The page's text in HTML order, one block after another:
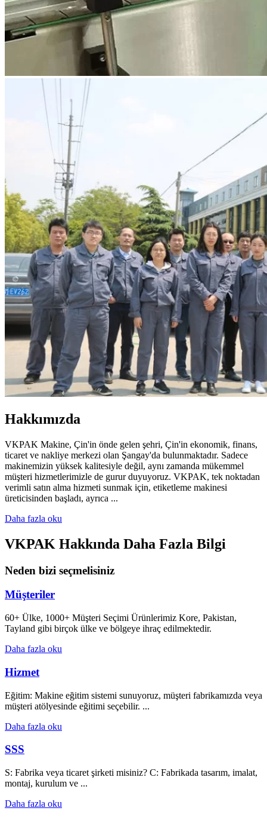
Hakkımızda
VKPAK Makine, Çin'in önde gelen şehri, Çin'in ekonomik, finans,
ticaret ve nakliye merkezi olan Şangay'da bulunmaktadır. Sadece
makinemizin yüksek kalitesiyle değil, aynı zamanda mükemmel
müşteri hizmetlerimizle de gurur duyuyoruz. VKPAK, tek noktadan
verimli satın alma hizmeti sunmak için, etiketleme makinesi
üreticisinden başladı, ayrıca ...
Daha fazla oku
VKPAK Hakkında Daha Fazla Bilgi
Neden bizi seçmelisiniz
Müşteriler
60+ Ülke, 1000+ Müşteri Seçimi Ürünlerimiz Kore, Pakistan,
Tayland gibi birçok ülke ve bölgeye ihraç edilmektedir.
Daha fazla oku
Hizmet
Eğitim: Makine eğitim sistemi sunuyoruz, müşteri fabrikamızda veya
müşteri atölyesinde eğitimi seçebilir. ...
Daha fazla oku
SSS
S: Fabrika veya ticaret şirketi misiniz? C: Fabrikada tasarım, imalat,
montaj, kurulum ve ...
Daha fazla oku